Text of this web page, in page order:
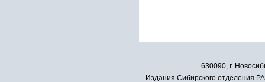
630090, г.
Издания Сибирского отделения